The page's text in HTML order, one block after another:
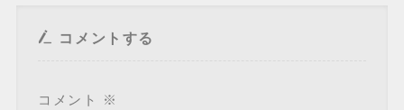
コメントする
コメント ※